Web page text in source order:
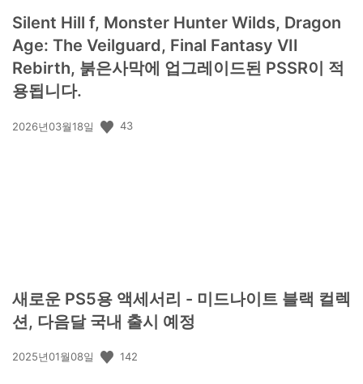
Silent Hill f, Monster Hunter Wilds, Dragon
Age: The Veilguard, Final Fantasy VII
Rebirth, 붉은사막에 업그레이드된 PSSR이 적
용됩니다.
공
2026년03월18일 43
새로운 PS5용 액세서리 - 미드나이트 블랙 컬렉
션, 다음달 국내 출시 예정
공
2025년01월08일 142